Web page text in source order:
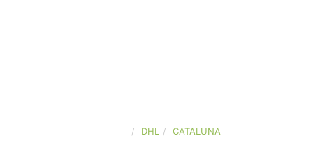
DHL CATALUNA